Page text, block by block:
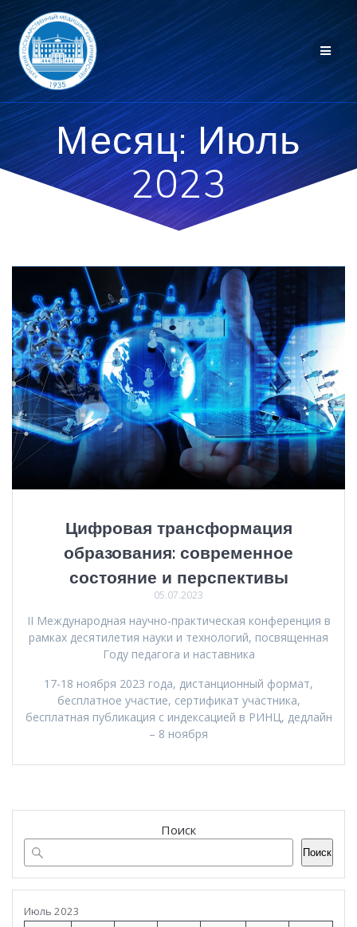
Перейти
к
контенту
Месяц:Июль
2023
Цифровая трансформация
образования: современное
состояние и перспективы
05.07.2023
II Международная научно-практическая конференция в
рамках десятилетия науки и технологий, посвященная
Году педагога и наставника
17-18 ноября 2023 года, дистанционный формат,
бесплатное участие, сертификат участника,
бесплатная публикация с индексацией в РИНЦ, дедлайн
– 8 ноября
Поиск
Поиск
Июль 2023